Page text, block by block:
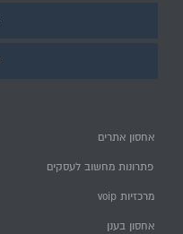
אחסון אתרים
פתרונות מחשוב לעסקים
מרכזיות voip
אחסון בענן